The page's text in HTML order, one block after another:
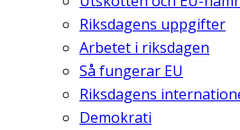
Riksdagens uppgifter
Arbetet i riksdagen
Så fungerar EU
Riksdagens
Demokrati